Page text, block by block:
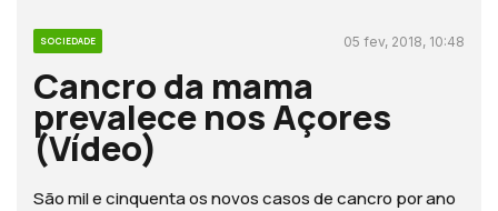
SOCIEDADE 05 fev, 2018, 10:48
Cancro da mama
prevalece nos Açores
(Vídeo)
São mil e cinquenta os novos casos de cancro por ano